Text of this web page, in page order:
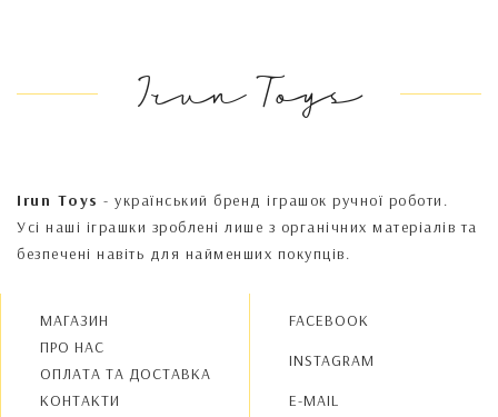
Irun Toys
Irun Toys - український бренд іграшок ручної роботи.
Усі наші іграшки зроблені лише з органічних матеріалів та
безпечені навіть для найменших покупців.
МАГАЗИН
ПРО НАС
OПЛАТА ТА ДОСТАВКА
КОНТАКТИ
FACEBOOK
INSTAGRAM
E-MAIL